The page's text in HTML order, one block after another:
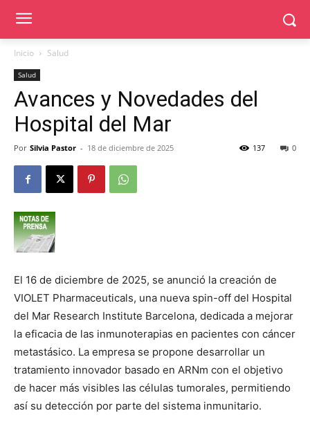
Inicio Salud
Salud
Avances y Novedades del
Hospital del Mar
Por Silvia Pastor - 18 de diciembre de 2025 0
137
El 16 de diciembre de 2025, se anunció la creación de
VIOLET Pharmaceuticals, una nueva spin-off del Hospital
del Mar Research Institute Barcelona, dedicada a mejorar
la eficacia de las inmunoterapias en pacientes con cáncer
metastásico. La empresa se propone desarrollar un
tratamiento innovador basado en ARNm con el objetivo
de hacer más visibles las células tumorales, permitiendo
así su detección por parte del sistema inmunitario.